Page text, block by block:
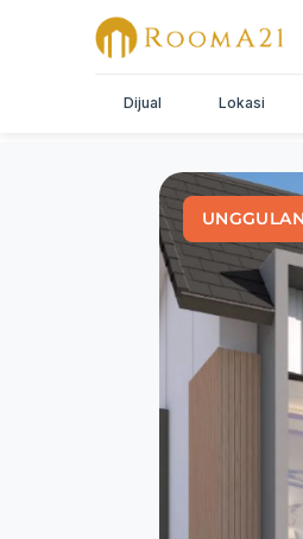
Dijual Lokasi
UNGGULAN